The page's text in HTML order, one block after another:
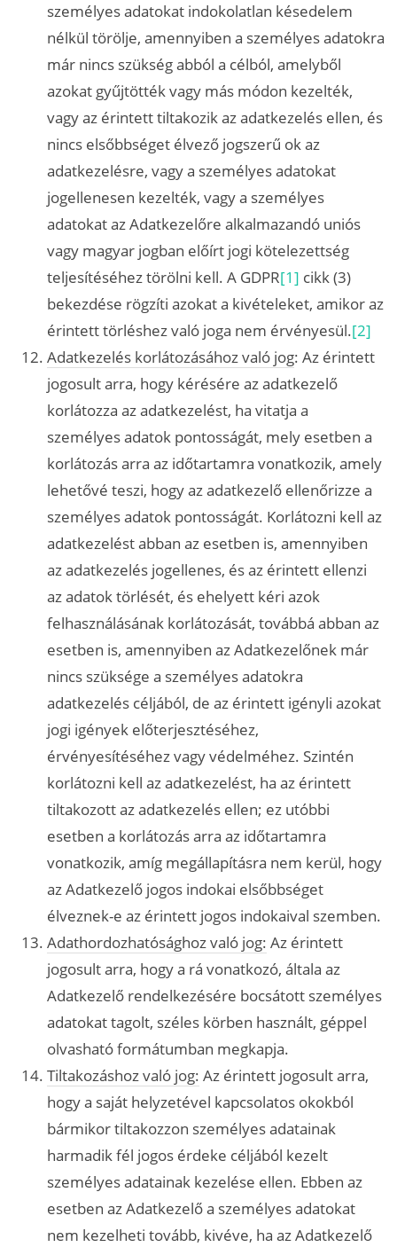
személyes adatokat indokolatlan késedelem
nélkül törölje, amennyiben a személyes adatokra
már nincs szükség abból a célból, amelyből
azokat gyűjtötték vagy más módon kezelték,
vagy az érintett tiltakozik az adatkezelés ellen, és
nincs elsőbbséget élvező jogszerű ok az
adatkezelésre, vagy a személyes adatokat
jogellenesen kezelték, vagy a személyes
adatokat az Adatkezelőre alkalmazandó uniós
vagy magyar jogban előírt jogi kötelezettség
teljesítéséhez törölni kell. A GDPR[1] cikk (3)
bekezdése rögzíti azokat a kivételeket, amikor az
érintett törléshez való joga nem érvényesül.[2]
Adatkezelés korlátozásához való jog: Az érintett
jogosult arra, hogy kérésére az adatkezelő
korlátozza az adatkezelést, ha vitatja a
személyes adatok pontosságát, mely esetben a
korlátozás arra az időtartamra vonatkozik, amely
lehetővé teszi, hogy az adatkezelő ellenőrizze a
személyes adatok pontosságát. Korlátozni kell az
adatkezelést abban az esetben is, amennyiben
az adatkezelés jogellenes, és az érintett ellenzi
az adatok törlését, és ehelyett kéri azok
felhasználásának korlátozását, továbbá abban az
esetben is, amennyiben az Adatkezelőnek már
nincs szüksége a személyes adatokra
adatkezelés céljából, de az érintett igényli azokat
jogi igények előterjesztéséhez,
érvényesítéséhez vagy védelméhez. Szintén
korlátozni kell az adatkezelést, ha az érintett
tiltakozott az adatkezelés ellen; ez utóbbi
esetben a korlátozás arra az időtartamra
vonatkozik, amíg megállapításra nem kerül, hogy
az Adatkezelő jogos indokai elsőbbséget
élveznek-e az érintett jogos indokaival szemben.
Adathordozhatósághoz való jog: Az érintett
jogosult arra, hogy a rá vonatkozó, általa az
Adatkezelő rendelkezésére bocsátott személyes
adatokat tagolt, széles körben használt, géppel
olvasható formátumban megkapja.
Tiltakozáshoz való jog: Az érintett jogosult arra,
hogy a saját helyzetével kapcsolatos okokból
bármikor tiltakozzon személyes adatainak
harmadik fél jogos érdeke céljából kezelt
személyes adatainak kezelése ellen. Ebben az
esetben az Adatkezelő a személyes adatokat
nem kezelheti tovább, kivéve, ha az Adatkezelő